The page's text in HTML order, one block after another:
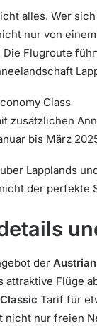
alles. Wer
nur von
Die Flugroute
Class
zusätzlichen
bis März
Lapplands
der perfekte
der
attraktive Flüge
Tarif für
nicht nur freien